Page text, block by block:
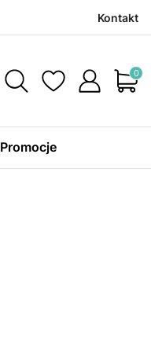
Kontakt
Promocje